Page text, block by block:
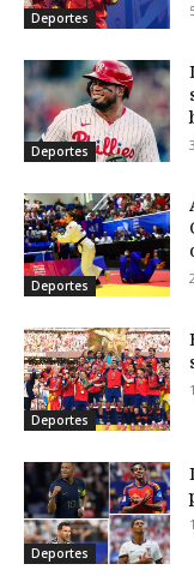
Deportes
Deportes
Deportes
Deportes
Deportes